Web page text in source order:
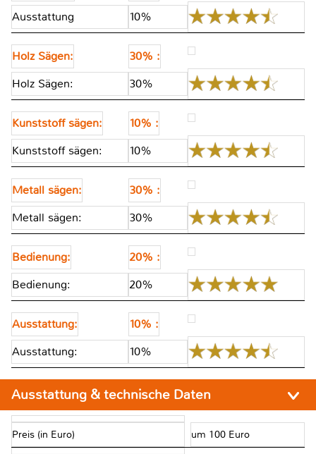
Ausstattung
10%
Holz Sägen:
30% :
Holz Sägen:
30%
Kunststoff sägen:
10% :
Kunststoff sägen:
10%
Metall sägen:
30% :
Metall sägen:
30%
Bedienung:
20% :
Bedienung:
20%
Ausstattung:
10% :
Ausstattung:
10%
Ausstattung & technische Daten
Preis (in Euro) um 100 Euro